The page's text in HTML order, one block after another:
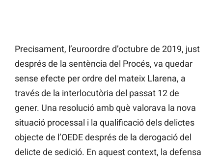
Precisament, l’euroordre d’octubre de 2019, just
després de la sentència del Procés, va quedar
sense efecte per ordre del mateix Llarena, a
través de la interlocutòria del passat 12 de
gener. Una resolució amb què valorava la nova
situació processal i la qualificació dels delictes
objecte de l’OEDE després de la derogació del
delicte de sedició. En aquest context, la defensa